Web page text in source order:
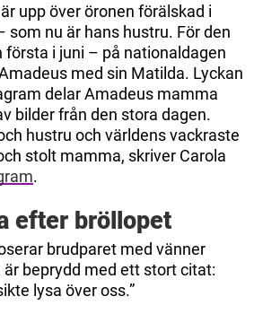
upp över öronen förälskad i
som nu är hans hustru. För den
första i juni – på nationaldagen
med sin Matilda. Lyckan
delar Amadeus mamma
bilder från den stora dagen.
hustru och världens vackraste
stolt mamma, skriver Carola
.
efter bröllopet
brudparet med vänner
beprydd med ett stort citat:
lysa över oss.”